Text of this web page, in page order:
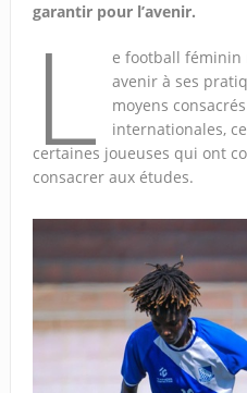
garantir pour l’avenir.
L
e football féminin
avenir à ses
moyens
internationales,
certaines joueuses qui ont
consacrer aux études.